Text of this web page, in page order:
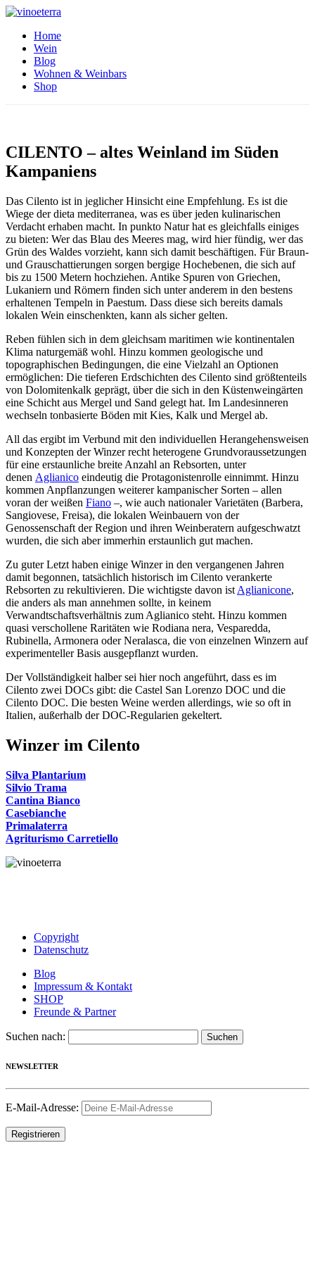
Home
Wein
Blog
Wohnen & Weinbars
Shop
CILENTO – altes Weinland im Süden
Kampaniens
Das Cilento ist in jeglicher Hinsicht eine Empfehlung. Es ist die
Wiege der dieta mediterranea, was es über jeden kulinarischen
Verdacht erhaben macht. In punkto Natur hat es gleichfalls einiges
zu bieten: Wer das Blau des Meeres mag, wird hier fündig, wer das
Grün des Waldes vorzieht, kann sich damit beschäftigen. Für Braun-
und Grauschattierungen sorgen bergige Hochebenen, die sich auf
bis zu 1500 Metern hochziehen. Antike Spuren von Griechen,
Lukaniern und Römern finden sich unter anderem in den bestens
erhaltenen Tempeln in Paestum. Dass diese sich bereits damals
lokalen Wein einschenkten, kann als sicher gelten.
Reben fühlen sich in dem gleichsam maritimen wie kontinentalen
Klima naturgemäß wohl. Hinzu kommen geologische und
topographischen Bedingungen, die eine Vielzahl an Optionen
ermöglichen: Die tieferen Erdschichten des Cilento sind größtenteils
von Dolomitenkalk geprägt, über die sich in den Küstenweingärten
eine Schicht aus Mergel und Sand gelegt hat. Im Landesinneren
wechseln tonbasierte Böden mit Kies, Kalk und Mergel ab.
All das ergibt im Verbund mit den individuellen Herangehensweisen
und Konzepten der Winzer recht heterogene Grundvoraussetzungen
für eine erstaunliche breite Anzahl an Rebsorten, unter
denen Aglianico eindeutig die Protagonistenrolle einnimmt. Hinzu
kommen Anpflanzungen weiterer kampanischer Sorten – allen
voran der weißen Fiano –, wie auch nationaler Varietäten (Barbera,
Sangiovese, Freisa), die lokalen Weinbauern von der
Genossenschaft der Region und ihren Weinberatern aufgeschwatzt
wurden, die sich aber immerhin erstaunlich gut machen.
Zu guter Letzt haben einige Winzer in den vergangenen Jahren
damit begonnen, tatsächlich historisch im Cilento verankerte
Rebsorten zu rekultivieren. Die wichtigste davon ist Aglianicone,
die anders als man annehmen sollte, in keinem
Verwandtschaftsverhältnis zum Aglianico steht. Hinzu kommen
quasi verschollene Raritäten wie Rodiana nera, Vesparedda,
Rubinella, Armonera oder Neralasca, die von einzelnen Winzern auf
experimenteller Basis ausgepflanzt wurden.
Der Vollständigkeit halber sei hier noch angeführt, dass es im
Cilento zwei DOCs gibt: die Castel San Lorenzo DOC und die
Cilento DOC. Die besten Weine werden allerdings, wie so oft in
Italien, außerhalb der DOC-Regularien gekeltert.
Winzer im Cilento
Silva Plantarium
Silvio Trama
Cantina Bianco
Casebianche
Primalaterra
Agriturismo Carretiello
Copyright
Datenschutz
Blog
Impressum & Kontakt
SHOP
Freunde & Partner
Suchen nach:
NEWSLETTER
E-Mail-Adresse: